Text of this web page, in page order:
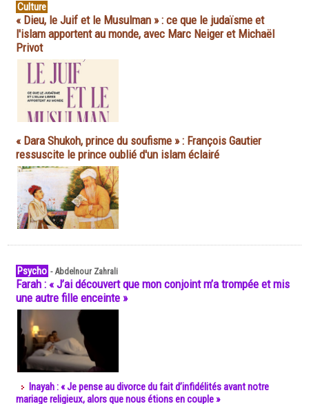
Culture
« Dieu, le Juif et le Musulman » : ce que le judaïsme et
l'islam apportent au monde, avec Marc Neiger et Michaël
Privot
« Dara Shukoh, prince du soufisme » : François Gautier
ressuscite le prince oublié d'un islam éclairé
Psycho -Abdelnour Zahrali
Farah : « J’ai découvert que mon conjoint m’a trompée et mis
une autre fille enceinte »
Inayah : « Je pense au divorce du fait d’infidélités avant notre
mariage religieux, alors que nous étions en couple »